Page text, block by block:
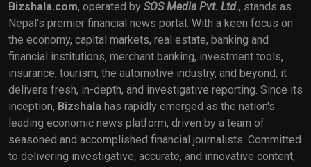
Bizshala.com, operated by SOS Media Pvt. Ltd., stands as
Nepal's premier financial news portal. With a keen focus on
the economy, capital markets, real estate, banking and
financial institutions, merchant banking, investment tools,
insurance, tourism, the automotive industry, and beyond, it
delivers fresh, in-depth, and investigative reporting. Since its
inception, Bizshala has rapidly emerged as the nation's
leading economic news platform, driven by a team of
seasoned and accomplished financial journalists. Committed
to delivering investigative, accurate, and innovative content,